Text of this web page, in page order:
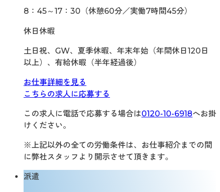
8：45～17：30（休憩60分／実働7時間45分）
休日休暇
土日祝、GW、夏季休暇、年末年始（年間休日120日
以上）、有給休暇（半年経過後）
お仕事詳細を見る
こちらの求人に応募する
この求人に電話で応募する場合は0120-10-6918へお掛
けください。
※上記以外の全ての労働条件は、お仕事紹介までの間
に弊社スタッフより開示させて頂きます。
派遣